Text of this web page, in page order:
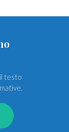
testo